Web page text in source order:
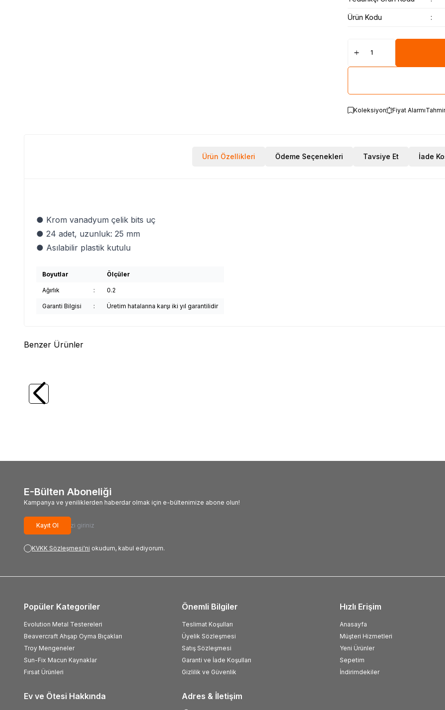
Ürün Kodu :
Koleksiyon Fiyat Alarmı
Ürün Özellikleri Ödeme Seçenekleri Tavsiye Et İade
● Krom vanadyum çelik bits uç
● 24 adet, uzunluk: 25 mm
● Asılabilir plastik kutulu
Boyutlar Ölçüler
Ağırlık : 0.2
Garanti Bilgisi : Üretim hatalarına karşı iki yıl garantilidir
Benzer Ürünler
WERT
(6 Parça)
E-Bülten Aboneliği
Kampanya ve yeniliklerden haberdar olmak için e-bültenimize abone olun!
Kayıt Ol
KVKK Sözleşmesi'ni okudum, kabul ediyorum.
Adres & İletişim
Popüler Kategoriler
Evolution Metal Testereleri
Beavercraft Ahşap Oyma Bıçakları
Troy Mengeneler
Sun-Fix Macun Kaynaklar
Fırsat Ürünleri
Önemli Bilgiler
Teslimat Koşulları
Üyelik Sözleşmesi
Satış Sözleşmesi
Garanti ve İade Koşulları
Gizlilik ve Güvenlik
Hızlı Erişim
Anasayfa
Müşteri Hizmetleri
Yeni Ürünler
Sepetim
İndirimdekiler
Ev ve Ötesi Hakkında